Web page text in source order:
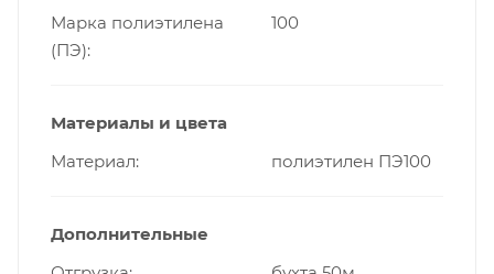
Марка полиэтилена
(ПЭ)
100
Материалы и цвета
Материал
полиэтилен ПЭ100
Дополнительные